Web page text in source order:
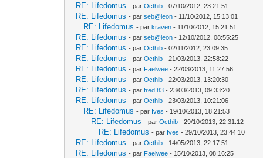
RE: Lifedomus - parOcthib - 07/10/2012, 23:21:51
RE: Lifedomus - parseb@leon - 11/10/2012, 15:13:01
RE: Lifedomus - parkraven - 11/10/2012, 15:21:51
RE: Lifedomus - parseb@leon - 12/10/2012, 08:55:25
RE: Lifedomus - parOcthib - 02/11/2012, 23:09:35
RE: Lifedomus - parOcthib - 21/03/2013, 22:58:22
RE: Lifedomus - par Faelwee - 22/03/2013, 11:27:56
RE: Lifedomus - parOcthib - 22/03/2013, 13:20:30
RE: Lifedomus - parfred 83 - 23/03/2013, 09:33:20
RE: Lifedomus - parOcthib - 23/03/2013, 10:21:06
RE: Lifedomus - par Ives - 19/10/2013, 18:21:53
RE: Lifedomus - parOcthib - 29/10/2013, 22:31:12
RE: Lifedomus - par Ives - 29/10/2013, 23:44:10
RE: Lifedomus - parOcthib - 14/05/2013, 22:17:51
RE: Lifedomus - par Faelwee - 15/10/2013, 08:16:25